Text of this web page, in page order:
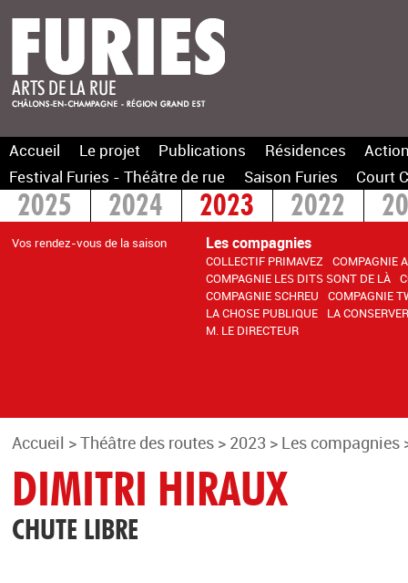
Accueil Le projet Publications Résidences
Festival Furies - Théâtre de rue
Saison Furies Court
2025 2024 2023
Vos rendez-vous de la saison Les compagnies
COLLECTIF PRIMAVEZ
COMPAGNIE
COMPAGNIE LES DITS SONT DE LÀ
COMPAGNIE SCHREU
COMPAGNIE
LA CHOSE PUBLIQUE
LA
M. LE DIRECTEUR
2022
2015
> 2014
Accueil >Théâtre des routes > 2023 > Les compagnies
DIMITRI HIRAUX
CHUTE LIBRE